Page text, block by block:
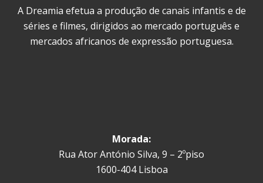
A Dreamia efetua a produção de canais infantis e de
séries e filmes, dirigidos ao mercado português e
mercados africanos de expressão portuguesa.
Morada:
Rua Ator António Silva, 9 – 2ºpiso
1600-404 Lisboa